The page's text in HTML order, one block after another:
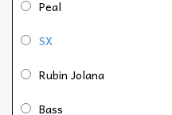
Peal
SX
Rubin Jolana
Bass